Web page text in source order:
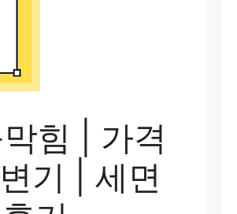
힘 | 가격
기 | 세면